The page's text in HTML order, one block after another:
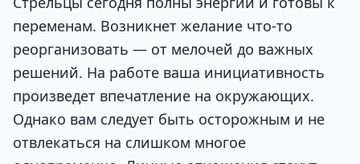
переменам. Возникнет желание что-то
реорганизовать — от мелочей до важных
решений. На работе ваша инициативность
произведет впечатление на окружающих.
Однако вам следует быть осторожным и не
отвлекаться на слишком многое